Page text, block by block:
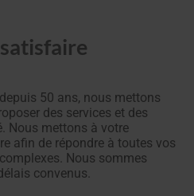
50 ans, nous mettons
des services et des
Nous mettons à votre
afin de répondre à toutes vos
Nous sommes
convenus.